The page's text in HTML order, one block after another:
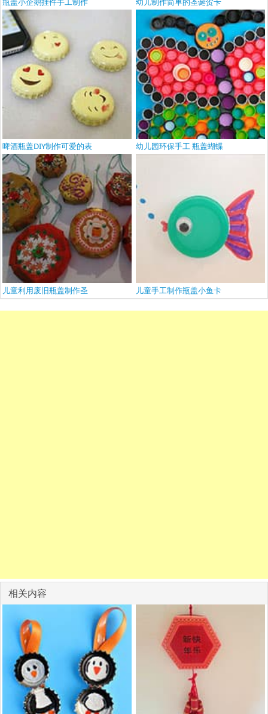
啤酒瓶盖DIY制作可爱的表 幼儿园环保手工 瓶盖蝴蝶
儿童利用废旧瓶盖制作圣 儿童手工制作瓶盖小鱼卡
相关内容